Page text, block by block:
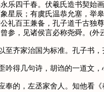
四千春。伏羲氏造书契
星辰；有虞氏温恭允塞，
百王兼备，孔子道千古
，见诸侯言必称尧舜。(外
齐家治国为标准。孔子书，
得几句诗，胡诌的一道文，
的，左丞家舍人。知他看